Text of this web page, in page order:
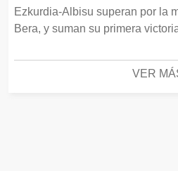
Ezkurdia-Albisu superan por la
Bera, y suman su primera
VER